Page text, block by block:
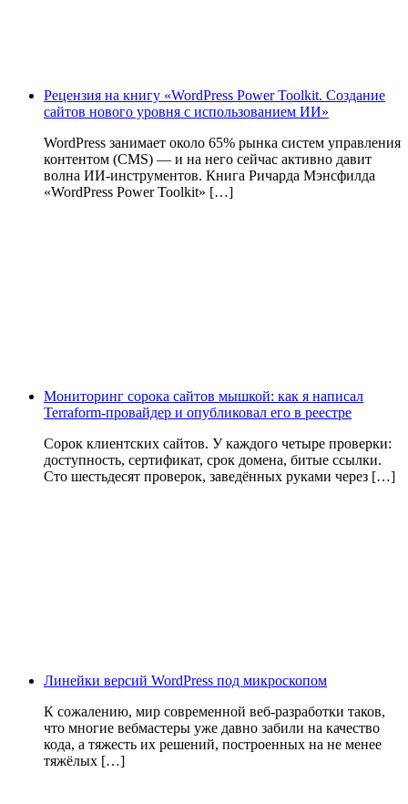
Рецензия на книгу «WordPress Power Toolkit. Создание
сайтов нового уровня с использованием ИИ»
WordPress занимает около 65% рынка систем управления
контентом (CMS) — и на него сейчас активно давит
волна ИИ‑инструментов. Книга Ричарда Мэнсфилда
«WordPress Power Toolkit» […]
Мониторинг сорока сайтов мышкой: как я написал
Terraform-провайдер и опубликовал его в реестре
Сорок клиентских сайтов. У каждого четыре проверки:
доступность, сертификат, срок домена, битые ссылки.
Сто шестьдесят проверок, заведённых руками через […]
Линейки версий WordPress под микроскопом
К сожалению, мир современной веб-разработки таков,
что многие вебмастеры уже давно забили на качество
кода, а тяжесть их решений, построенных на не менее
тяжёлых […]